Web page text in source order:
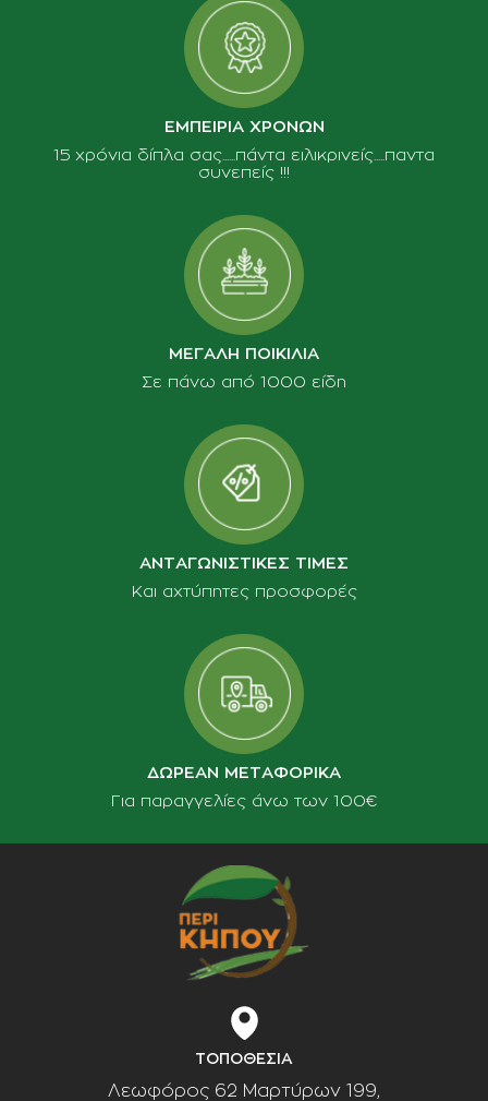
ΕΜΠΕΙΡΙΑ ΧΡΟΝΩΝ
15 χρόνια δίπλα σας......πάντα ειλικρινείς.....παντα
συνεπείς !!!
ΜΕΓΑΛΗ ΠΟΙΚΙΛΙΑ
Σε πάνω από 1000 είδη
ΑΝΤΑΓΩΝΙΣΤΙΚΕΣ ΤΙΜΕΣ
Και αχτύπητες προσφορές
ΔΩΡΕΑΝ ΜΕΤΑΦΟΡΙΚΑ
Για παραγγελίες άνω των 100€
ΤΟΠΟΘΕΣΙΑ
Λεωφόρος 62 Μαρτύρων 199,